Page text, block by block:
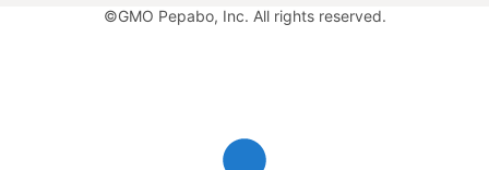
©GMO Pepabo, Inc. All rights reserved.